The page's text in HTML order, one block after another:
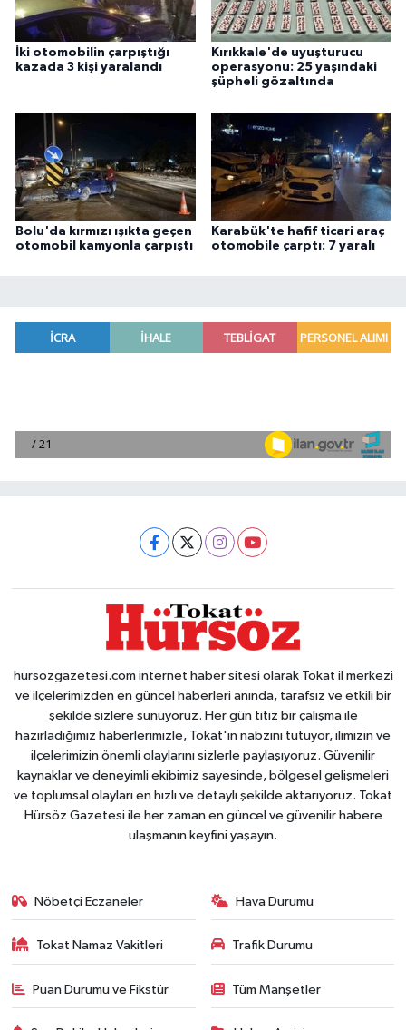
İki otomobilin çarpıştığı
kazada 3 kişi yaralandı
Kırıkkale'de uyuşturucu
operasyonu: 25 yaşındaki
şüpheli gözaltında
Bolu'da kırmızı ışıkta geçen
otomobil kamyonla çarpıştı
Karabük'te hafif ticari araç
otomobile çarptı: 7 yaralı
hursozgazetesi.com internet haber sitesi olarak Tokat il merkezi
ve ilçelerimizden en güncel haberleri anında, tarafsız ve etkili bir
şekilde sizlere sunuyoruz. Her gün titiz bir çalışma ile
hazırladığımız haberlerimizle, Tokat'ın nabzını tutuyor, ilimizin ve
ilçelerimizin önemli olaylarını sizlerle paylaşıyoruz. Güvenilir
kaynaklar ve deneyimli ekibimiz sayesinde, bölgesel gelişmeleri
ve toplumsal olayları en hızlı ve detaylı şekilde aktarıyoruz. Tokat
Hürsöz Gazetesi ile her zaman en güncel ve güvenilir habere
ulaşmanın keyfini yaşayın.
Nöbetçi Eczaneler Hava Durumu
Tokat Namaz Vakitleri Trafik Durumu
Puan Durumu ve Fikstür Tüm Manşetler